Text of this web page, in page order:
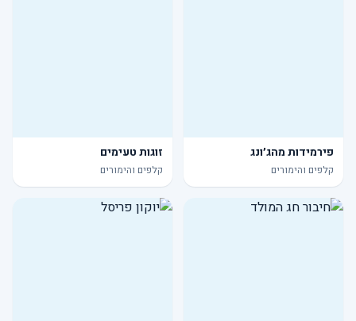
פירמידות מהג׳ונג
קלפים והימורים
זוגות טעימים
קלפים והימורים